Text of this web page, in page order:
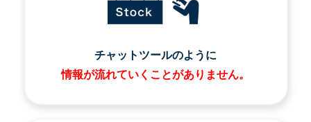
チャットツールのように
情報が流れていくことがありません。